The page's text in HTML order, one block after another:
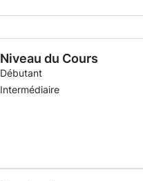
Niveau du Cours
Débutant
Intermédiaire